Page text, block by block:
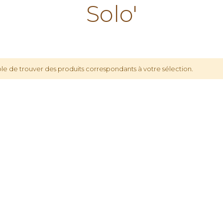
Solo'
de trouver des produits correspondants à votre sélection.